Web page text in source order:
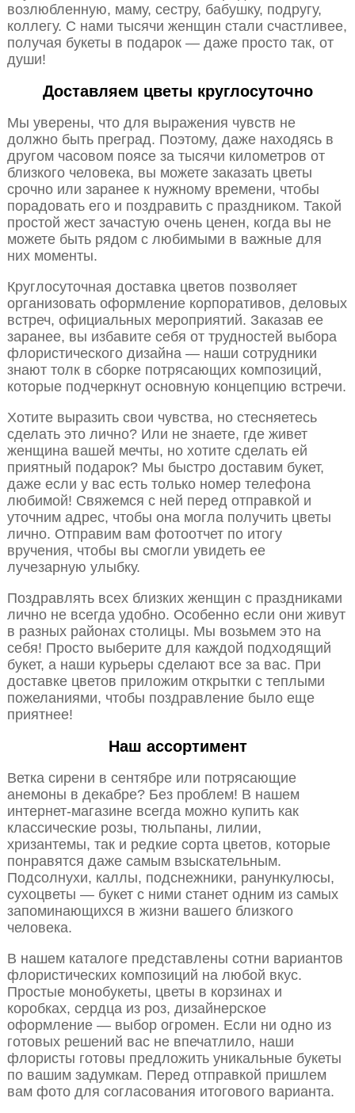
возлюбленную, маму, сестру, бабушку, подругу,
коллегу. С нами тысячи женщин стали счастливее,
получая букеты в подарок — даже просто так, от
души!
Доставляем цветы круглосуточно
Мы уверены, что для выражения чувств не
должно быть преград. Поэтому, даже находясь в
другом часовом поясе за тысячи километров от
близкого человека, вы можете заказать цветы
срочно или заранее к нужному времени, чтобы
порадовать его и поздравить с праздником. Такой
простой жест зачастую очень ценен, когда вы не
можете быть рядом с любимыми в важные для
них моменты.
Круглосуточная доставка цветов позволяет
организовать оформление корпоративов, деловых
встреч, официальных мероприятий. Заказав ее
заранее, вы избавите себя от трудностей выбора
флористического дизайна — наши сотрудники
знают толк в сборке потрясающих композиций,
которые подчеркнут основную концепцию встречи.
Хотите выразить свои чувства, но стесняетесь
сделать это лично? Или не знаете, где живет
женщина вашей мечты, но хотите сделать ей
приятный подарок? Мы быстро доставим букет,
даже если у вас есть только номер телефона
любимой! Свяжемся с ней перед отправкой и
уточним адрес, чтобы она могла получить цветы
лично. Отправим вам фотоотчет по итогу
вручения, чтобы вы смогли увидеть ее
лучезарную улыбку.
Поздравлять всех близких женщин с праздниками
лично не всегда удобно. Особенно если они живут
в разных районах столицы. Мы возьмем это на
себя! Просто выберите для каждой подходящий
букет, а наши курьеры сделают все за вас. При
доставке цветов приложим открытки с теплыми
пожеланиями, чтобы поздравление было еще
приятнее!
Наш ассортимент
Ветка сирени в сентябре или потрясающие
анемоны в декабре? Без проблем! В нашем
интернет-магазине всегда можно купить как
классические розы, тюльпаны, лилии,
хризантемы, так и редкие сорта цветов, которые
понравятся даже самым взыскательным.
Подсолнухи, каллы, подснежники, ранункулюсы,
сухоцветы — букет с ними станет одним из самых
запоминающихся в жизни вашего близкого
человека.
В нашем каталоге представлены сотни вариантов
флористических композиций на любой вкус.
Простые монобукеты, цветы в корзинах и
коробках, сердца из роз, дизайнерское
оформление — выбор огромен. Если ни одно из
готовых решений вас не впечатлило, наши
флористы готовы предложить уникальные букеты
по вашим задумкам. Перед отправкой пришлем
вам фото для согласования итогового варианта.